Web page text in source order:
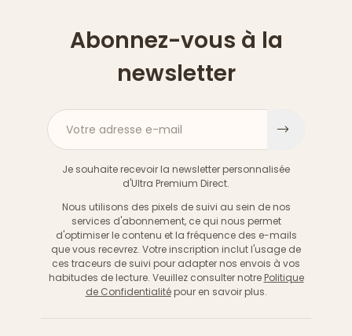
Abonnez-vous à la
newsletter
Votre adresse e-mail
Je souhaite recevoir la newsletter personnalisée
d'Ultra Premium Direct.
Nous utilisons des pixels de suivi au sein de nos
services d'abonnement, ce qui nous permet
d'optimiser le contenu et la fréquence des e-mails
que vous recevrez. Votre inscription inclut l'usage de
ces traceurs de suivi pour adapter nos envois à vos
habitudes de lecture. Veuillez consulter notre Politique
de Confidentialitépour en savoir plus.